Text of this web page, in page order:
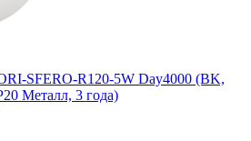
SFERO-R120-5W Day4000 (BK,
Металл, 3 года)